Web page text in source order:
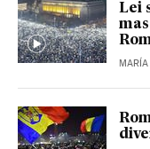
Lei
MARÍA